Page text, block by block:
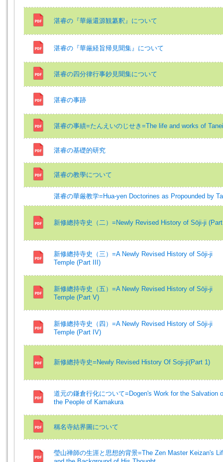
湛睿の『華厳還源観纂釈』について
湛睿の『華厳経旨帰見聞集』について
湛睿の四分律行事鈔見聞集について
湛睿の事跡
湛睿の事績=たんえいのじせき=The life and works of Tanei
湛睿の基礎的研究
湛睿の教學について
湛睿の華厳教学=Hua-yen Doctorines as Propounded by
新修總持寺史（二）=Newly Revised History of Sōji-ji
新修總持寺史（三）=A Newly Revised History of Sōji-ji
Temple (Part III)
新修總持寺史（五）=A Newly Revised History of Sōji-ji
Temple (Part V)
新修總持寺史（四）=A Newly Revised History of Sōji-ji
Temple (Part IV)
新修總持寺史=Newly Revised History Of Soji-ji(Part 1)
道元の鎌倉行化について=Dogen's Work for the Salvation
the People of Kamakura
稱名寺結界圖について
瑩山禅師の生涯と思想的背景=The Zen Master Keizan's